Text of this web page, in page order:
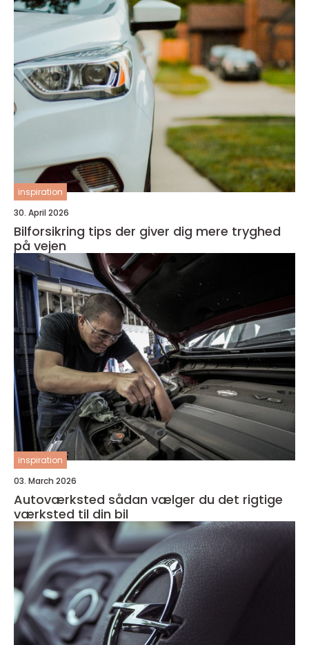
inspiration
30. April 2026
Bilforsikring tips der giver dig mere tryghed
på vejen
inspiration
03. March 2026
Autoværksted sådan vælger du det rigtige
værksted til din bil